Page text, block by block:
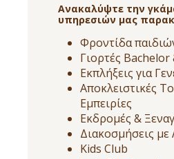
Ανακαλύψτε την
υπηρεσιών μας
Φροντίδα
Γιορτές Bachelor
Εκπλήξεις για
Αποκλειστικές
Εμπειρίες
Εκδρομές &
Διακοσμήσεις
Kids Club